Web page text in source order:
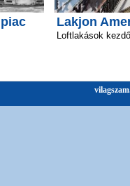
Lakjon
Loftlakások